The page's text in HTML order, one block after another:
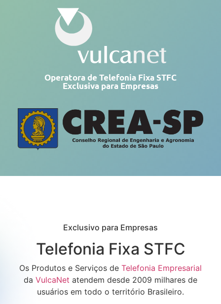
Operatora de Telefonia Fixa STFC
Exclusiva para Empresas
Exclusivo para Empresas
Telefonia Fixa STFC
Os Produtos e Serviços de Telefonia Empresarial
da VulcaNet atendem desde 2009 milhares de
usuários em todo o território Brasileiro.